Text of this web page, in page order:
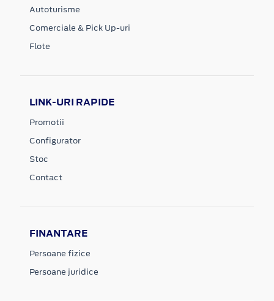
Autoturisme
Comerciale & Pick Up-uri
Flote
LINK-URI RAPIDE
Promotii
Configurator
Stoc
Contact
FINANTARE
Persoane fizice
Persoane juridice